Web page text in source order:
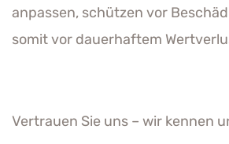
anpassen, schützen vor
somit vor dauerhaftem
Vertrauen Sie uns – wir kennen